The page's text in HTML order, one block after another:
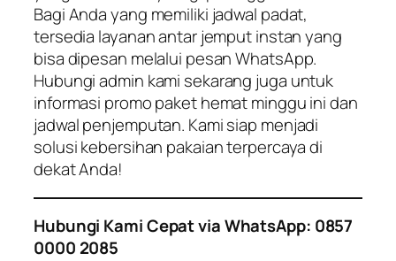
Bagi Anda yang memiliki jadwal padat,
tersedia layanan antar jemput instan yang
bisa dipesan melalui pesan WhatsApp.
Hubungi admin kami sekarang juga untuk
informasi promo paket hemat minggu ini dan
jadwal penjemputan. Kami siap menjadi
solusi kebersihan pakaian terpercaya di
dekat Anda!
Hubungi Kami Cepat via WhatsApp: 0857
0000 2085